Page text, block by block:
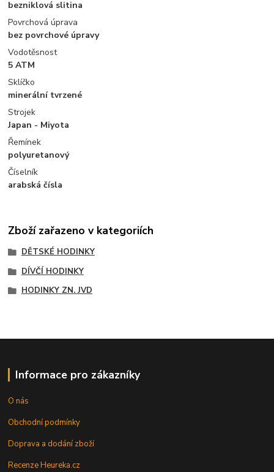
bezniklová slitina
Povrchová úprava
bez povrchové úpravy
Vodotěsnost
5 ATM
Sklíčko
minerální tvrzené
Strojek
Japan - Miyota
Řemínek
polyuretanový
Číselník
arabská čísla
Zboží zařazeno v kategoriích
DĚTSKÉ HODINKY
DÍVČÍ HODINKY
HODINKY ZN. JVD
Informace pro zákazníky
O nás
Obchodní podmínky
Doprava a dodání zboží
Recenze Heureka.cz